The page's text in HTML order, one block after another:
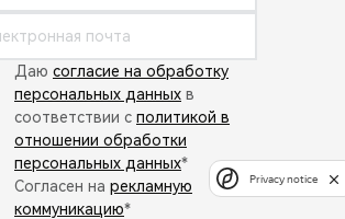
Даю согласие на обработку
персональных данных в
соответствии с политикой в
отношении обработки
персональных данных*
Согласен на рекламную
коммуникацию*
Privacy notice